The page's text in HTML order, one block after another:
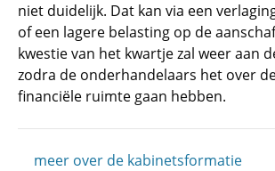
niet duidelijk. Dat kan via een
of een lagere belasting op de
kwestie van het kwartje zal weer aan
zodra de onderhandelaars het over
financiële ruimte gaan hebben.
meer over de kabinetsformatie